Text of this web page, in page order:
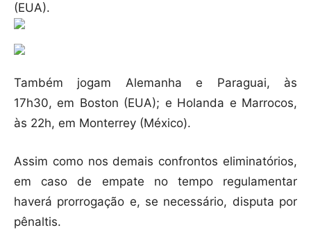
(EUA).
Também jogam Alemanha e Paraguai, às
17h30, em Boston (EUA); e Holanda e Marrocos,
às 22h, em Monterrey (México).
Assim como nos demais confrontos eliminatórios,
em caso de empate no tempo regulamentar
haverá prorrogação e, se necessário, disputa por
pênaltis.